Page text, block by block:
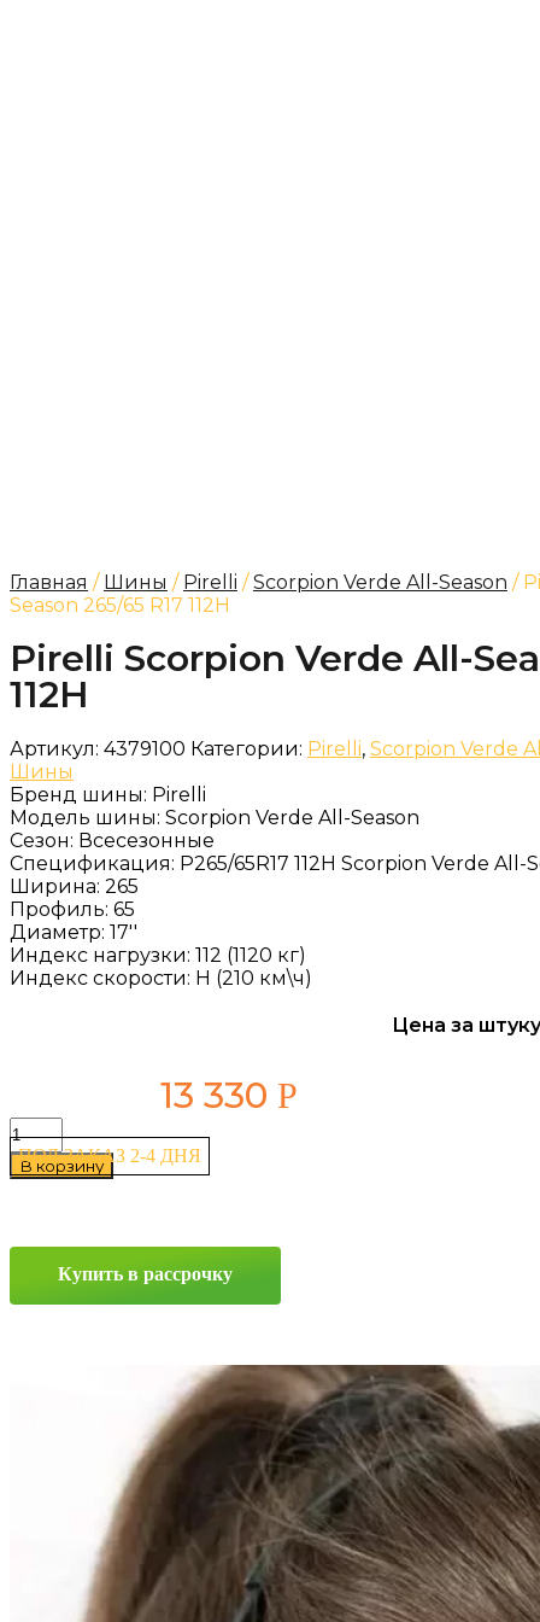
Главная / Шины / Pirelli /Scorpion Verde All-Season /
Season 265/65 R17 112H
Pirelli Scorpion Verde All-
112H
Артикул: 4379100 Категории: Pirelli, Scorpion Verde
Шины
Бренд шины: Pirelli
Модель шины: Scorpion Verde All-Season
Сезон: Всесезонные
Спецификация: P265/65R17 112H Scorpion Verde All-
Ширина: 265
Профиль: 65
Диаметр: 17''
Индекс нагрузки: 112 (1120 кг)
Индекс скорости: H (210 км\ч)
Цена за
13 330 Р
ПОД ЗАКАЗ 2-4 ДНЯ
Количество
товара
Pirelli
Season
265/65
R17
В корзину
Купить в рассрочку